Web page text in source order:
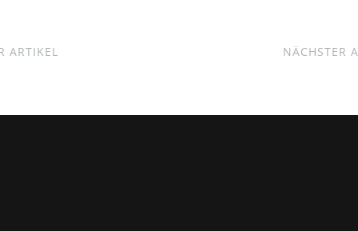
NÄCHSTER
ARTIKEL